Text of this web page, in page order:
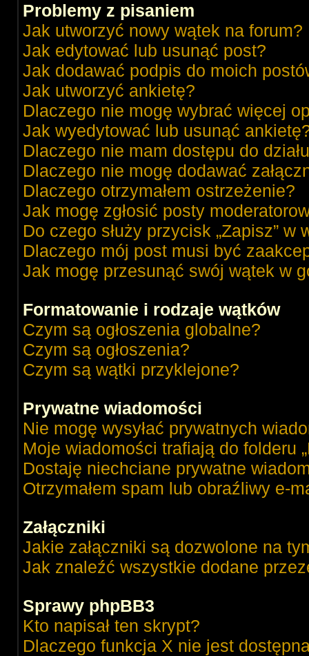
Problemy z pisaniem
Jak utworzyć nowy wątek na forum?
Jak edytować lub usunąć post?
Jak dodawać podpis do moich
Jak utworzyć ankietę?
Dlaczego nie mogę wybrać więcej
Jak wyedytować lub usunąć
Dlaczego nie mam dostępu do
Dlaczego nie mogę dodawać
Dlaczego otrzymałem ostrzeżenie?
Jak mogę zgłosić posty
Do czego służy przycisk „Zapisz”
Dlaczego mój post musi być
Jak mogę przesunąć swój wątek w
Formatowanie i rodzaje wątków
Czym są ogłoszenia globalne?
Czym są ogłoszenia?
Czym są wątki przyklejone?
Prywatne wiadomości
Nie mogę wysyłać prywatnych
Moje wiadomości trafiają do folderu
Dostaję niechciane prywatne
Otrzymałem spam lub obraźliwy e-
Załączniki
Jakie załączniki są dozwolone na
Jak znaleźć wszystkie dodane
Sprawy phpBB3
Kto napisał ten skrypt?
Dlaczego funkcja X nie jest